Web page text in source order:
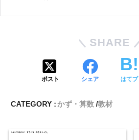
SHARE
ポスト シェア はてブ
CATEGORY :かず・算数 教材